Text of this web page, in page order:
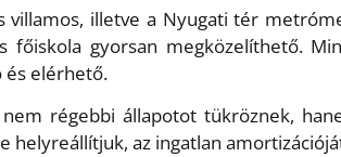
villamos, illetve a Nyugati tér
főiskola gyorsan megközelíthető.
és elérhető.
régebbi állapotot tükröznek,
helyreállítjuk, az ingatlan